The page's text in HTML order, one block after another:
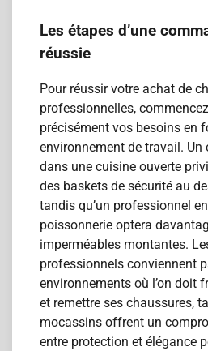
Les étapes d’une
réussie
Pour réussir votre achat de
professionnelles,
précisément vos besoins en
environnement de travail.
dans une cuisine ouverte
des baskets de sécurité au
tandis qu’un professionnel
poissonnerie optera
imperméables montantes.
professionnels conviennent
environnements où l’on doit
et remettre ses chaussures,
mocassins offrent un
entre protection et élégance